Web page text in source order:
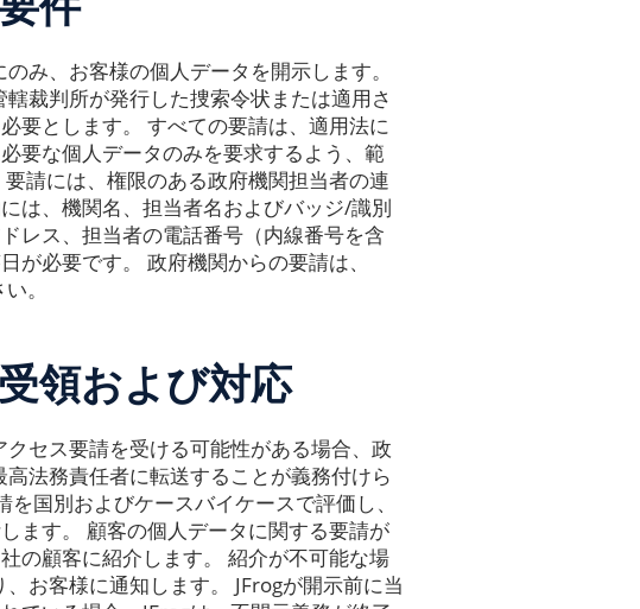
み、お客様の個人データを開示します。
裁判所が発行した捜索令状または適用さ
要とします。 すべての要請は、適用法に
要な個人データのみを要求するよう、範
請には、権限のある政府機関担当者の連
は、機関名、担当者名およびバッジ/識別
レス、担当者の電話番号（内線番号を含
が必要です。 政府機関からの要請は、
。
領および対応
セス要請を受ける可能性がある場合、政
法務責任者に転送することが義務付けら
国別およびケースバイケースで評価し、
ます。 顧客の個人データに関する要請が
の顧客に紹介します。 紹介が不可能な場
お客様に通知します。 JFrogが開示前に当